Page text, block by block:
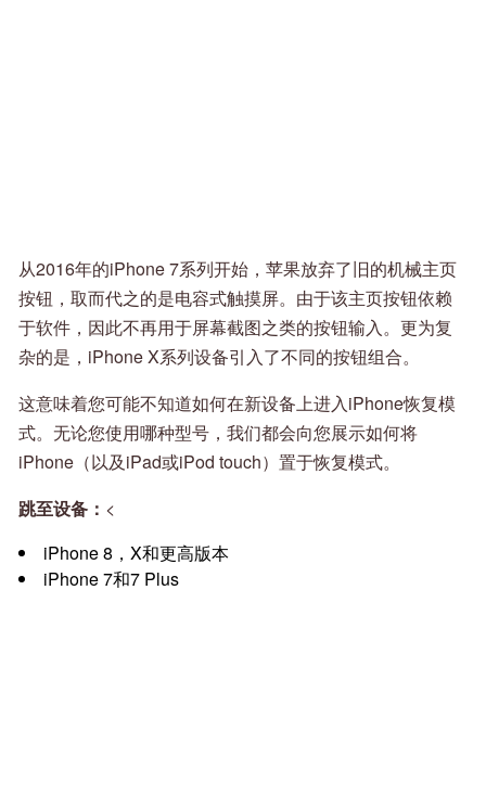
从2016年的iPhone 7系列开始，苹果放弃了旧的机械主页
按钮，取而代之的是电容式触摸屏。由于该主页按钮依赖
于软件，因此不再用于屏幕截图之类的按钮输入。更为复
杂的是，iPhone X系列设备引入了不同的按钮组合。
这意味着您可能不知道如何在新设备上进入iPhone恢复模
式。无论您使用哪种型号，我们都会向您展示如何将
iPhone（以及iPad或iPod touch）置于恢复模式。
跳至设备： <
iPhone 8，X和更高版本
iPhone 7和7 Plus